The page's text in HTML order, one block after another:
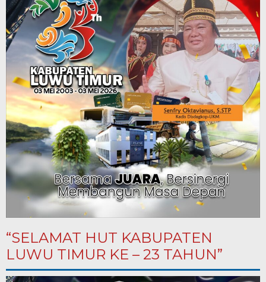
“SELAMAT HUT KABUPATEN
LUWU TIMUR KE – 23 TAHUN”